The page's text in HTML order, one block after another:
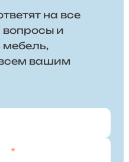
на все
и
мебель,
вашим
*